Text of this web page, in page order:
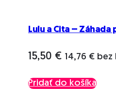
Lulu a Cita – Záhada
15,50 € 14,76 € bez
Pridať do košíka